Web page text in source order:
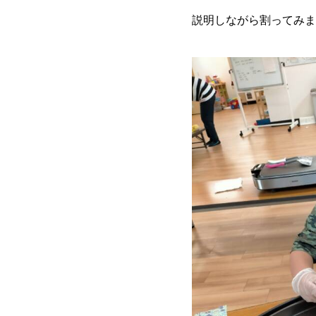
説明しながら割ってみ